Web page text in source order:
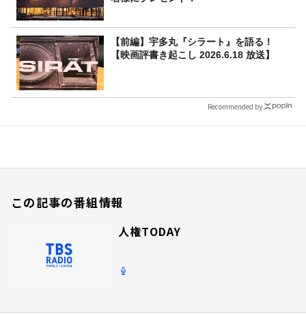
【前編】宇多丸『シラート』を語る！
【映画評書き起こし 2026.6.18 放送】
Recommended by
この記事の番組情報
人権TODAY